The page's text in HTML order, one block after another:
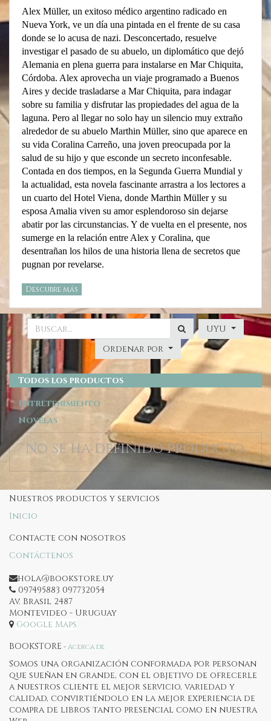
Alex Müller, un exitoso médico argentino radicado en
Nueva York, ve un día una pintada en el frente de su casa
donde se lo acusa de nazi. Desconcertado, resuelve
investigar el pasado de su abuelo, un diplomático que dejó
Alemania en plena guerra para instalarse en Mar Chiquita,
Córdoba. Alex aprovecha un viaje programado a Buenos
Aires y decide trasladarse a Mar Chiquita, para indagar
sobre su familia y disfrutar las propiedades del agua de la
laguna. Pero al llegar no solo hay un silencio muy extraño
alrededor de su abuelo Marthin Müller, sino que aparece en
su vida Coralina Carreño, una joven preocupada por la
salud de su hijo y que esconde un secreto inconfesable.
Contada en dos tiempos, en la Segunda Guerra Mundial y
la actualidad, esta novela fascinante arrastra a los lectores a
un cuarto del Hotel Viena, donde Marthin Müller y su
esposa Amalia viven su amor esplendoroso sin dejarse
abatir por las circunstancias. Y de vuelta en el presente, nos
sumerge en la relación entre Alex y Coralina, que
desentrañan los hilos de una historia llena de secretos que
pugnan por revelarse.
Descubre más
UYU
Ordenar por
Todos los productos
Entretenimiento
Novelas
No se ha definido producto.
Nuestros productos y servicios
Inicio
Contacte con nosotros
Contáctenos
hola@bookstore.uy
097495883 097732054
Av. Brasil 2487
Montevideo - Uruguay
Google Maps
BOOKSTORE - Acerca de
Somos una organización conformada por personan
que sueñan en grande, con el objetivo de ofrecerle
a nuestros cliente el mejor servicio, variedad y
calidad, convirtiéndolo en la mejor experiencia de
compra de libros tanto presencial como en nuestra